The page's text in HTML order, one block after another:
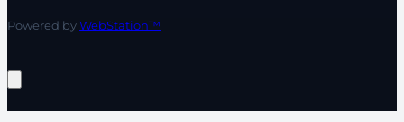
Powered byWebStation™